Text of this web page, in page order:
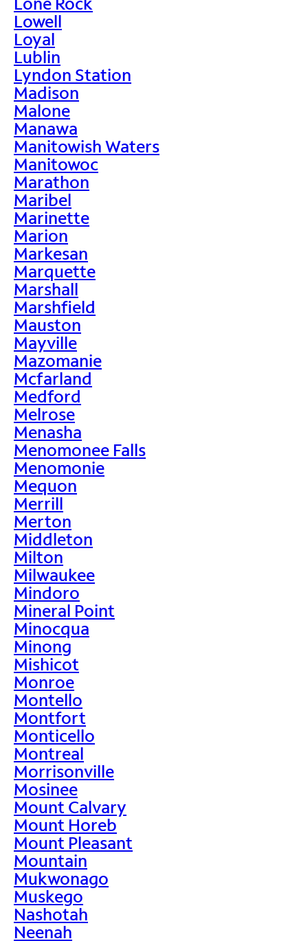
Lowell
Loyal
Lublin
Lyndon Station
Madison
Malone
Manawa
Manitowish Waters
Manitowoc
Marathon
Maribel
Marinette
Marion
Markesan
Marquette
Marshall
Marshfield
Mauston
Mayville
Mazomanie
Mcfarland
Medford
Melrose
Menasha
Menomonee Falls
Menomonie
Mequon
Merrill
Merton
Middleton
Milton
Milwaukee
Mindoro
Mineral Point
Minocqua
Minong
Mishicot
Monroe
Montello
Montfort
Monticello
Montreal
Morrisonville
Mosinee
Mount Calvary
Mount Horeb
Mount Pleasant
Mountain
Mukwonago
Muskego
Nashotah
Neenah